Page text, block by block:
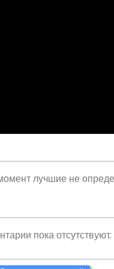
лучшие не
пока отсутствуют.